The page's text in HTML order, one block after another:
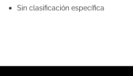
Sin clasificación específica